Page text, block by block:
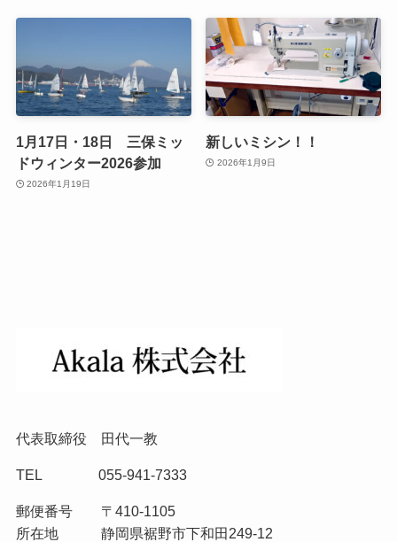
1月17日・18日 三保ミッ
ドウィンター2026参加
2026年1月19日
新しいミシン！！
2026年1月9日
代表取締役 田代一教
TEL 055-941-7333
郵便番号 〒410-1105
所在地 静岡県裾野市下和田249-12